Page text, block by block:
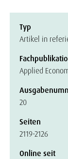
Typ
Artikel in
Applied
20
Seiten
2119-2126
Online seit